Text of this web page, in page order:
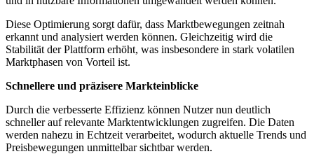
Diese Optimierung sorgt dafür, dass Marktbewegungen zeitnah
erkannt und analysiert werden können. Gleichzeitig wird die
Stabilität der Plattform erhöht, was insbesondere in stark volatilen
Marktphasen von Vorteil ist.
Schnellere und präzisere Markteinblicke
Durch die verbesserte Effizienz können Nutzer nun deutlich
schneller auf relevante Marktentwicklungen zugreifen. Die Daten
werden nahezu in Echtzeit verarbeitet, wodurch aktuelle Trends und
Preisbewegungen unmittelbar sichtbar werden.